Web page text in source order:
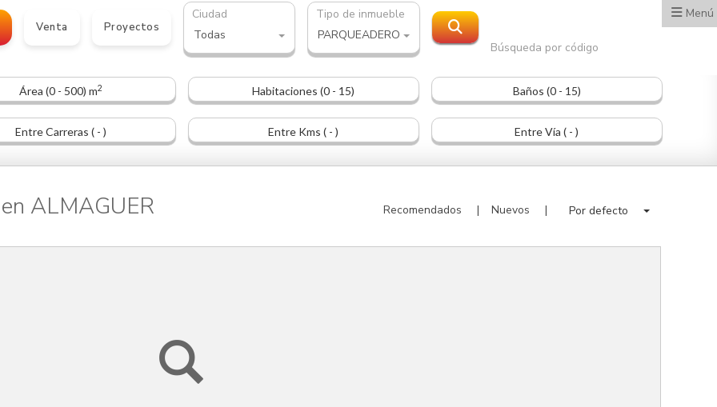
Menú
Venta Proyectos
Ciudad
Todas
Tipo de inmueble
PARQUEADERO
Búsqueda por código
Área (0 - 500) m2 Habitaciones (0 - 15) Baños (0 - 15)
Entre Carreras ( - ) Entre Kms ( - ) Entre Vía ( - )
ALMAGUER Recomendados Nuevos Por defecto